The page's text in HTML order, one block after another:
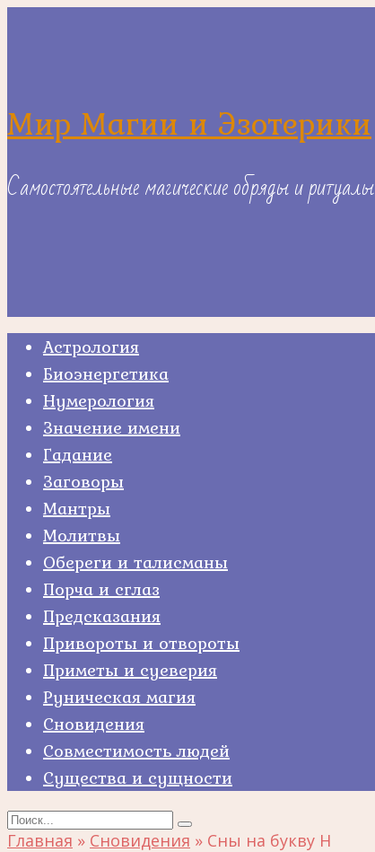
Мир Магии и Эзотерики
Самостоятельные магические обряды и ритуалы
Астрология
Биоэнергетика
Нумерология
Значение имени
Гадание
Заговоры
Мантры
Молитвы
Обереги и талисманы
Порча и сглаз
Предсказания
Привороты и отвороты
Приметы и суеверия
Руническая магия
Сновидения
Совместимость людей
Существа и сущности
Search
for:
Главная » Сновидения » Сны на букву Н